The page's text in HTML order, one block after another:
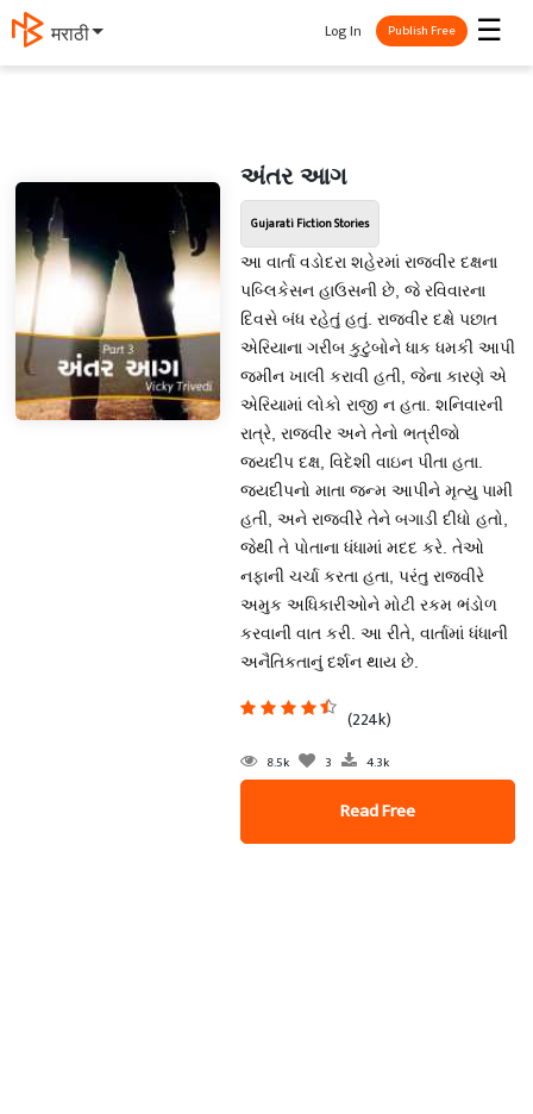
मराठी ☰
Log In Publish Free
અંતર આગ
Gujarati Fiction Stories
આ વાર્તા વડોદરા શહેરમાં રાજવીર દક્ષના
પબ્લિકેસન હાઉસની છે, જે રવિવારના
દિવસે બંધ રહેતું હતું. રાજવીર દક્ષે પછાત
એરિયાના ગરીબ કુટુંબોને ધાક ધમકી આપી
જમીન ખાલી કરાવી હતી, જેના કારણે એ
એરિયામાં લોકો રાજી ન હતા. શનિવારની
રાત્રે, રાજવીર અને તેનો ભત્રીજો
જયદીપ દક્ષ, વિદેશી વાઇન પીતા હતા.
જયદીપનો માતા જન્મ આપીને મૃત્યુ પામી
હતી, અને રાજવીરે તેને બગાડી દીધો હતો,
જેથી તે પોતાના ધંધામાં મદદ કરે. તેઓ
નફાની ચર્ચા કરતા હતા, પરંતુ રાજવીરે
અમુક અધિકારીઓને મોટી રકમ ભંડોળ
કરવાની વાત કરી. આ રીતે, વાર્તામાં ધંધાની
અનૈતિકતાનું દર્શન થાય છે.
(224k)
8.5k 3 4.3k
Read Free